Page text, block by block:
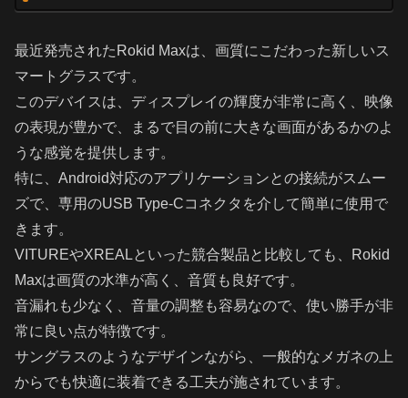
最近発売されたRokid Maxは、画質にこだわった新しいス
マートグラスです。
このデバイスは、ディスプレイの輝度が非常に高く、映像
の表現が豊かで、まるで目の前に大きな画面があるかのよ
うな感覚を提供します。
特に、Android対応のアプリケーションとの接続がスムー
ズで、専用のUSB Type-Cコネクタを介して簡単に使用で
きます。
VITUREやXREALといった競合製品と比較しても、Rokid
Maxは画質の水準が高く、音質も良好です。
音漏れも少なく、音量の調整も容易なので、使い勝手が非
常に良い点が特徴です。
サングラスのようなデザインながら、一般的なメガネの上
からでも快適に装着できる工夫が施されています。